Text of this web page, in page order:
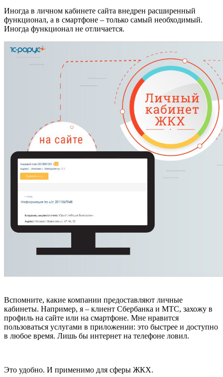
Иногда в личном кабинете сайта внедрен расширенный
функционал, а в смартфоне – только самый необходимый.
Иногда функционал не отличается.
Вспомните, какие компании предоставляют личные
кабинеты. Например, я – клиент Сбербанка и МТС, захожу в
профиль на сайте или на смартфоне. Мне нравится
пользоваться услугами в приложении: это быстрее и доступно
в любое время. Лишь бы интернет на телефоне ловил.
Это удобно. И применимо для сферы ЖКХ.